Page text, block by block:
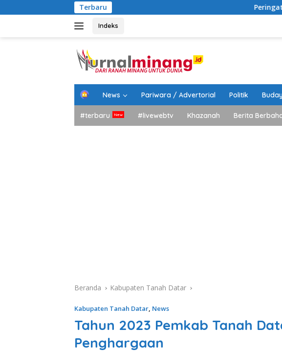
ke
Terbaru Peringati HUT ke-81
Indeks
H
m
e
News Pariwara / Advertorial Politik
#terbaru #livewebtv Khazanah Berita
Beranda Kabupaten Tanah Datar
Kabupaten Tanah Datar, News
Tahun 2023 Pemkab Tanah
Penghargaan